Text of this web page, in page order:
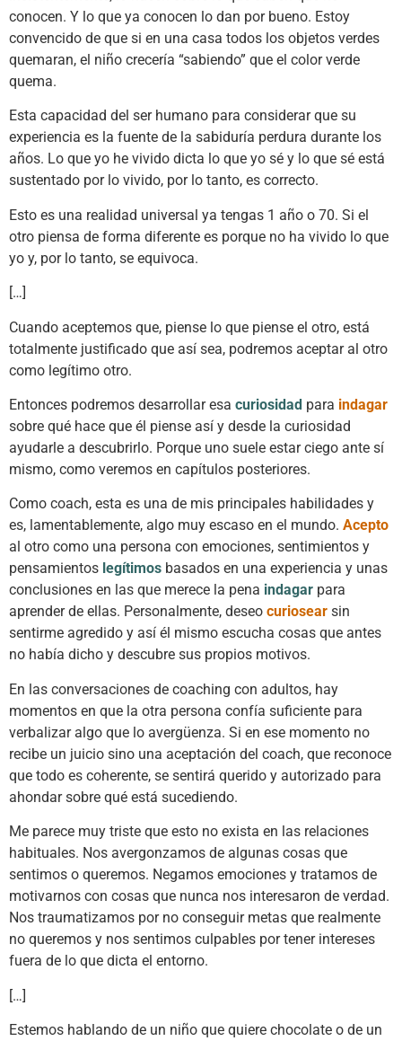
conocen. Y lo que ya conocen lo dan por bueno. Estoy
convencido de que si en una casa todos los objetos verdes
quemaran, el niño crecería “sabiendo” que el color verde
quema.
Esta capacidad del ser humano para considerar que su
experiencia es la fuente de la sabiduría perdura durante los
años. Lo que yo he vivido dicta lo que yo sé y lo que sé está
sustentado por lo vivido, por lo tanto, es correcto.
Esto es una realidad universal ya tengas 1 año o 70. Si el
otro piensa de forma diferente es porque no ha vivido lo que
yo y, por lo tanto, se equivoca.
[…]
Cuando aceptemos que, piense lo que piense el otro, está
totalmente justificado que así sea, podremos aceptar al otro
como legítimo otro.
Entonces podremos desarrollar esa curiosidad para indagar
sobre qué hace que él piense así y desde la curiosidad
ayudarle a descubrirlo. Porque uno suele estar ciego ante sí
mismo, como veremos en capítulos posteriores.
Como coach, esta es una de mis principales habilidades y
es, lamentablemente, algo muy escaso en el mundo. Acepto
al otro como una persona con emociones, sentimientos y
pensamientos legítimos basados en una experiencia y unas
conclusiones en las que merece la pena indagar para
aprender de ellas. Personalmente, deseo curiosear sin
sentirme agredido y así él mismo escucha cosas que antes
no había dicho y descubre sus propios motivos.
En las conversaciones de coaching con adultos, hay
momentos en que la otra persona confía suficiente para
verbalizar algo que lo avergüenza. Si en ese momento no
recibe un juicio sino una aceptación del coach, que reconoce
que todo es coherente, se sentirá querido y autorizado para
ahondar sobre qué está sucediendo.
Me parece muy triste que esto no exista en las relaciones
habituales. Nos avergonzamos de algunas cosas que
sentimos o queremos. Negamos emociones y tratamos de
motivarnos con cosas que nunca nos interesaron de verdad.
Nos traumatizamos por no conseguir metas que realmente
no queremos y nos sentimos culpables por tener intereses
fuera de lo que dicta el entorno.
[…]
Estemos hablando de un niño que quiere chocolate o de un